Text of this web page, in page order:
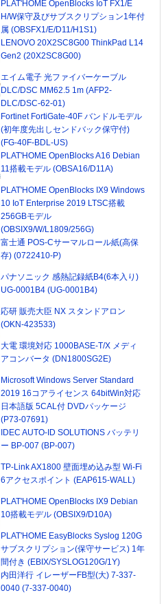
PLAT'HOME OpenBlocks IoT FX1/E
H/W保守及びサブスクリプション1年付
属 (OBSFX1/E/D11/H1S1)
LENOVO 20X2SC8G00 ThinkPad L14
Gen2 (20X2SC8G00)
エイム電子 光ファイバーケーブル
DLC/DSC MM62.5 1m (AFP2-
DLC/DSC-62-01)
Fortinet FortiGate-40F バンドルモデル
(初年度先出しセンドバック保守付)
(FG-40F-BDL-US)
PLAT'HOME OpenBlocks A16 Debian
11搭載モデル (OBSA16/D11A)
PLAT'HOME OpenBlocks IX9 Windows
10 IoT Enterprise 2019 LTSC搭載
256GBモデル
(OBSIX9/W/L1809/256G)
富士通 POS-Cサーマルロール紙(高保
存) (0722410-P)
パナソニック 感熱記録紙B4(6本入り)
UG-0001B4 (UG-0001B4)
応研 販売大臣 NX スタンドアロン
(OKN-423533)
大電 環境対応 1000BASE-T/X メディ
アコンバータ (DN1800SG2E)
Microsoft Windows Server Standard
2019 16コアライセンス 64bitWin対応
日本語版 5CAL付 DVDパッケージ
(P73-07691)
IDEC AUTO-ID SOLUTIONS バッテリ
ー BP-007 (BP-007)
TP-Link AX1800 壁面埋め込み型 Wi-Fi
6アクセスポイント (EAP615-WALL)
PLAT'HOME OpenBlocks IX9 Debian
10搭載モデル (OBSIX9/D10A)
PLAT'HOME EasyBlocks Syslog 120G
サブスクリプション(保守サービス) 1年
間付き (EBIX/SYSLOG120G/1Y)
内田洋行 イレーザーFB型(大) 7-337-
0040 (7-337-0040)